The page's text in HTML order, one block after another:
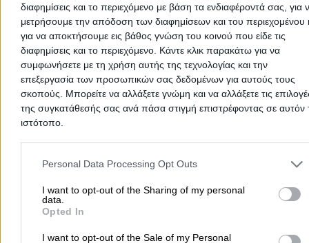
διαφημίσεις και το περιεχόμενο με βάση τα ενδιαφέροντά σας, για
μετρήσουμε την απόδοση των διαφημίσεων και του περιεχομένου
για να αποκτήσουμε εις βάθος γνώση του κοινού που είδε τις
διαφημίσεις και το περιεχόμενο. Κάντε κλικ παρακάτω για να
συμφωνήσετε με τη χρήση αυτής της τεχνολογίας και την
επεξεργασία των προσωπικών σας δεδομένων για αυτούς τους
σκοπούς. Μπορείτε να αλλάξετε γνώμη και να αλλάξετε τις
της συγκατάθεσής σας ανά πάσα στιγμή επιστρέφοντας σε αυτόν
ιστότοπο.
Please note that this website/app uses one or more Google
and may gather and store information including but not limited to
to Google and its third-party tags to use your data for below
purposes in below Google consent section.
Personal Data Processing Opt Outs
I want to opt-out of the Sharing of my personal
data.
Opted In
I want to opt-out of the Sale of my Personal
4ο χλμ Εθνικής Οδού Αλεξανδρούπολης - Συνόρων,
Τηλέφωνο: 2551027467
Στοιχεία αναζήτησης: Μεταλλικές Κατασκευές , Έβρου
Χατζής Αθανάσιος Κ.
Κατασκευές
Μεταλλικές Κατασκευές
Στοιχεία αναζήτησης: Μεταλλικές Κατασκευές , Έβρου
Ψάχνεις για μεταλλικές κατασκευές σε